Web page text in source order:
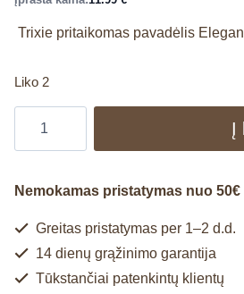
Trixie pritaikomas pavadėlis
Liko 2
Į
Nemokamas pristatymas nuo 50€
Greitas pristatymas per 1–2 d.d.
14 dienų grąžinimo garantija
Tūkstančiai patenkintų klientų